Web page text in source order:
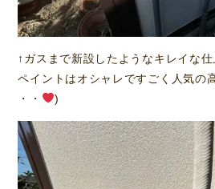
↑ガスまで新設したようなキレイな仕
ペイントはオシャレですごく人気の
・・
)